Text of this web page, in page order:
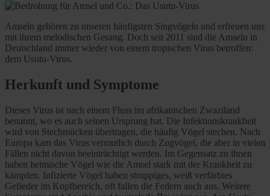
Amseln gehören zu unseren häufigsten Singvögeln und erfreuen uns
mit ihrem melodischen Gesang. Doch seit 2011 sind die Amseln in
Deutschland immer wieder von einem tropischen Virus betroffen:
dem Usutu-Virus.
Herkunft und Symptome
Dieses Virus ist nach einem Fluss im afrikanischen Zwaziland
benannt, wo es auch seinen Ursprung hat. Die Infektionskrankheit
wird von Stechmücken übertragen, die häufig Vögel stechen. Nach
Europa kam das Virus vermutlich durch Zugvögel, die aber in vielen
Fällen nicht davon beeinträchtigt werden. Im Gegensatz zu ihnen
haben heimische Vögel wie die Amsel stark mit der Krankheit zu
kämpfen. Infizierte Vögel haben struppiges, weiß verfärbtes
Gefieder im Kopfbereich, oft fallen die Federn auch aus. Weitere